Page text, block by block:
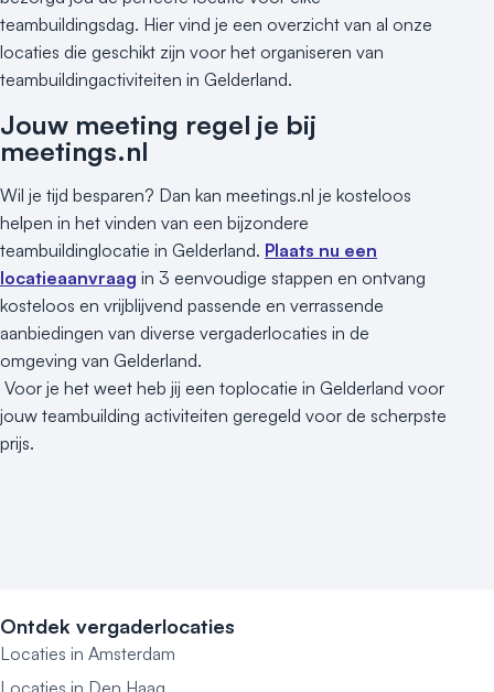
teambuildingsdag. Hier vind je een overzicht van al onze
locaties die geschikt zijn voor het organiseren van
teambuildingactiviteiten in Gelderland.
Jouw meeting regel je bij
meetings.nl
Wil je tijd besparen? Dan kan meetings.nl je kosteloos
helpen in het vinden van een bijzondere
teambuildinglocatie in Gelderland. Plaats nu een
locatieaanvraag in 3 eenvoudige stappen en ontvang
kosteloos en vrijblijvend passende en verrassende
aanbiedingen van diverse vergaderlocaties in de
omgeving van Gelderland.
Voor je het weet heb jij een toplocatie in Gelderland voor
jouw teambuilding activiteiten geregeld voor de scherpste
prijs.
Ontdek vergaderlocaties
Locaties in Amsterdam